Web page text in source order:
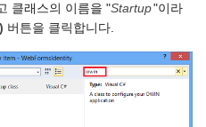
클래스의 이름을 "Startup"이라
버튼을 클릭합니다.